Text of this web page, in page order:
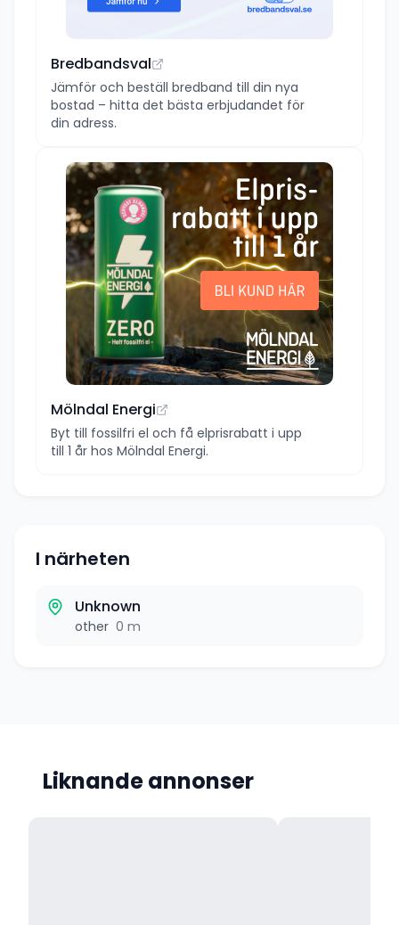
Bredbandsval
Jämför och beställ bredband till din nya
bostad – hitta det bästa erbjudandet för
din adress.
Mölndal Energi
Byt till fossilfri el och få elprisrabatt i upp
till 1 år hos Mölndal Energi.
I närheten
Unknown
other 0 m
Liknande annonser